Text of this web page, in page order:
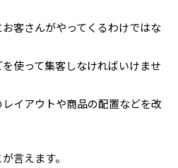
客さんがやってくるわけではな
使って集客しなければいけませ
イアウトや商品の配置などを改
言えます。